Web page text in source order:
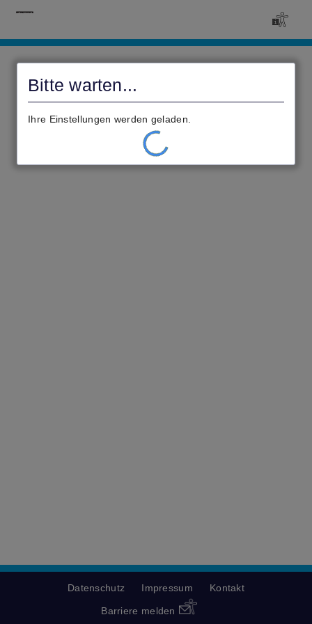
Bitte warten...
Ihre Einstellungen werden geladen.
Datenschutz Impressum Kontakt
Barriere melden